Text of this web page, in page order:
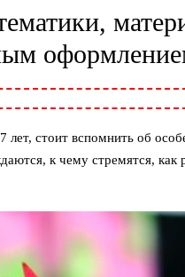
лет, стоит вспомнить об
к чему стремятся, как